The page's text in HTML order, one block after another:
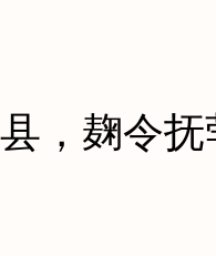
麹令抚